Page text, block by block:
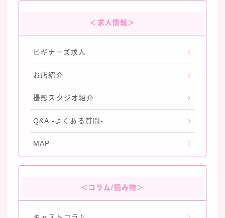
＜求人情報＞
ビギナーズ求人
お店紹介
撮影スタジオ紹介
Q&A -よくある質問-
MAP
＜コラム/読み物＞